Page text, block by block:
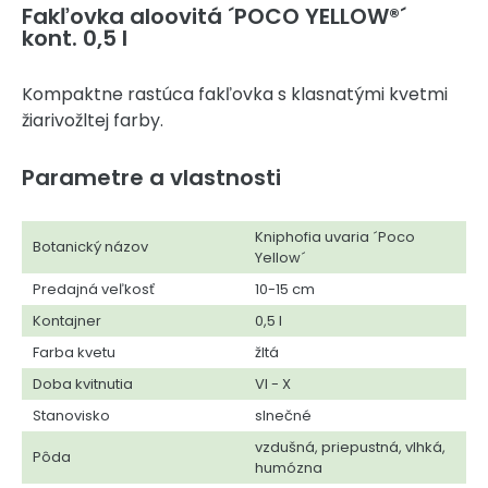
Fakľovka aloovitá ´POCO YELLOW®´
kont. 0,5 l
Kompaktne rastúca fakľovka s klasnatými kvetmi
žiarivožltej farby.
Parametre a vlastnosti
Botanický názov
Kniphofia uvaria ´Poco
Yellow´
Predajná veľkosť
10-15 cm
Kontajner
0,5 l
Farba kvetu
žltá
Doba kvitnutia
VI - X
Stanovisko
slnečné
Pôda
vzdušná, priepustná, vlhká,
humózna